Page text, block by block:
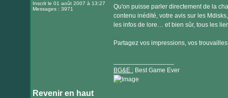
Inscrit le 01 août 2007 à 13:27
Messages : 3971
Qu'on puisse parler directement de la
contenu inédité, votre avis sur les
les infos de lore… et bien sûr, tous les
Partagez vos impressions, vos
BG&E :Best Game Ever
Revenir en haut